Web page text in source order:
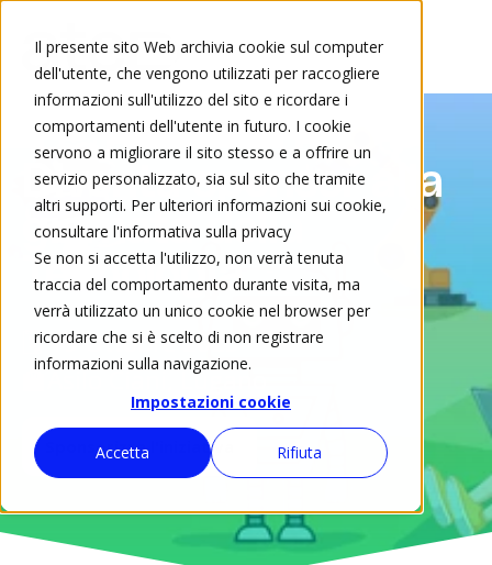
Il presente sito Web archivia cookie sul computer
dell'utente, che vengono utilizzati per raccogliere
informazioni sull'utilizzo del sito e ricordare i
comportamenti dell'utente in futuro. I cookie
servono a migliorare il sito stesso e a offrire un
servizio personalizzato, sia sul sito che tramite
altri supporti. Per ulteriori informazioni sui cookie,
consultare l'informativa sulla privacy
Se non si accetta l'utilizzo, non verrà tenuta
traccia del comportamento durante visita, ma
verrà utilizzato un unico cookie nel browser per
ricordare che si è scelto di non registrare
informazioni sulla navigazione.
Impostazioni cookie
Accetta Rifiuta
Diventa sponsor alla
giornata della
Tecnologia
🗓️ 19 Ottobre 2025
🏫Asilo Ciani, Lugano
Sponsorizza l'iniziativa